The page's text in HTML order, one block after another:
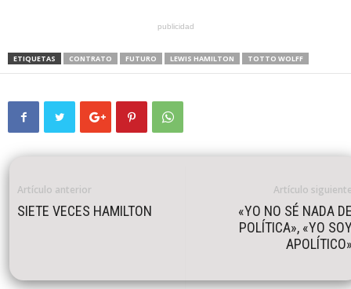
publicidad
ETIQUETAS CONTRATO FUTURO LEWIS HAMILTON TOTTO WOLFF
Artículo anterior
SIETE VECES HAMILTON
Artículo
«YO NO SÉ NADA
POLÍTICA», «YO